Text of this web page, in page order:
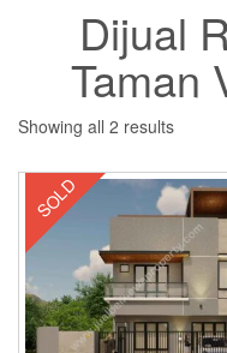
Dijual
Taman
Showing all 2 results
SOLD